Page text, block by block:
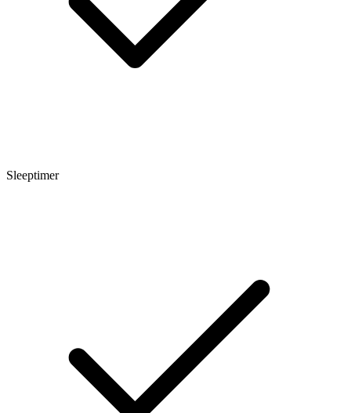
Sleeptimer